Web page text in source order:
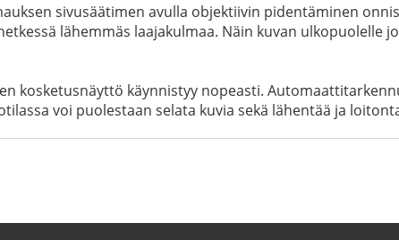
sivusäätimen avulla objektiivin pidentäminen
lähemmäs laajakulmaa. Näin kuvan ulkopuolelle
kosketusnäyttö käynnistyy nopeasti.
voi puolestaan selata kuvia sekä lähentää ja